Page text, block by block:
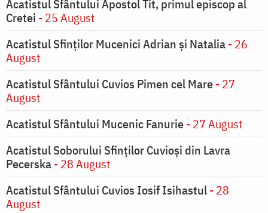
Acatistul Sfântului Apostol Tit, primul episcop al
Cretei - 25 August
Acatistul Sfinților Mucenici Adrian și Natalia- 26
August
Acatistul Sfântului Cuvios Pimen cel Mare- 27
August
Acatistul Sfântului Mucenic Fanurie- 27 August
Acatistul Soborului Sfinților Cuvioși din Lavra
Pecerska- 28 August
Acatistul Sfântului Cuvios Iosif Isihastul- 28
August